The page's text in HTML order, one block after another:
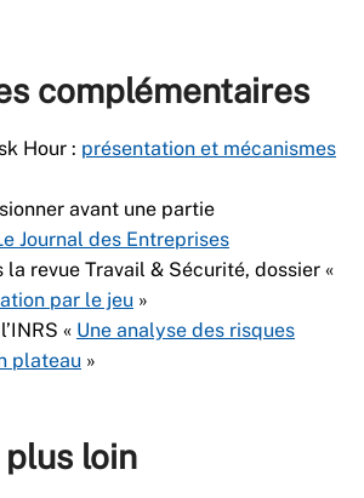
complémentaires
Hour : présentation et mécanismes
avant une partie
Journal des Entreprises
revue Travail & Sécurité, dossier «
par le jeu »
« Une analyse des risques
plateau »
loin